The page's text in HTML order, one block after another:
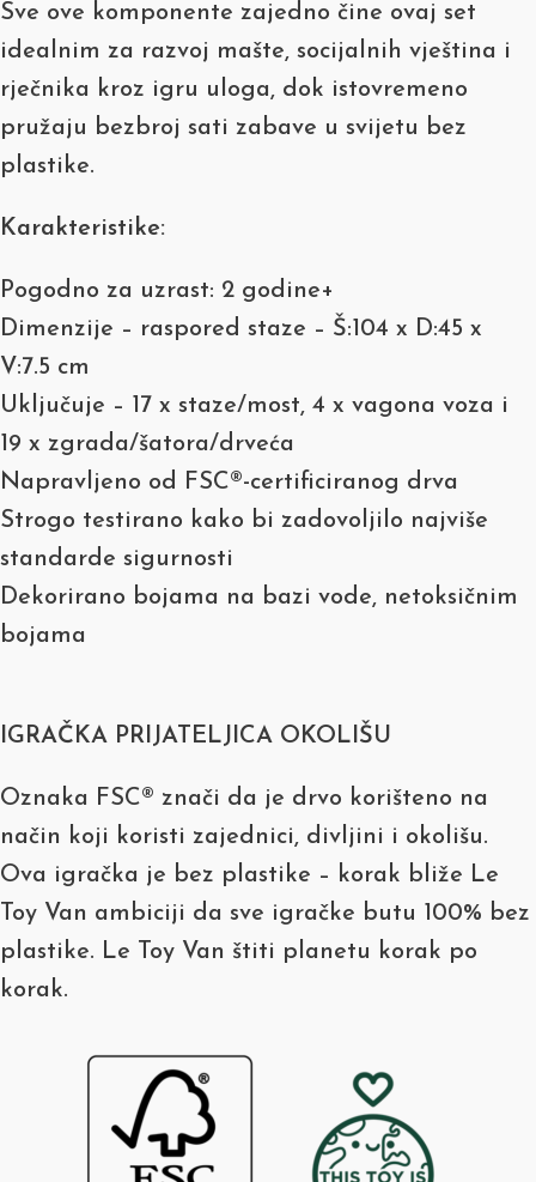
Sve ove komponente zajedno čine ovaj set
idealnim za razvoj mašte, socijalnih vještina i
rječnika kroz igru uloga, dok istovremeno
pružaju bezbroj sati zabave u svijetu bez
plastike.
Karakteristike:
Pogodno za uzrast: 2 godine+
Dimenzije – raspored staze – Š:104 x D:45 x
V:7.5 cm
Uključuje – 17 x staze/most, 4 x vagona voza i
19 x zgrada/šatora/drveća
Napravljeno od FSC®-certificiranog drva
Strogo testirano kako bi zadovoljilo najviše
standarde sigurnosti
Dekorirano bojama na bazi vode, netoksičnim
bojama
IGRAČKA PRIJATELJICA OKOLIŠU
Oznaka FSC® znači da je drvo korišteno na
način koji koristi zajednici, divljini i okolišu.
Ova igračka je bez plastike – korak bliže Le
Toy Van ambiciji da sve igračke butu 100% bez
plastike. Le Toy Van štiti planetu korak po
korak.